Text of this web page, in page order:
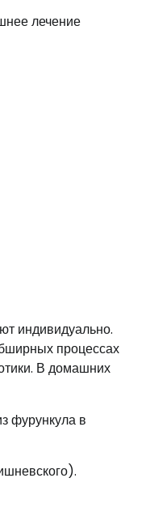
лечение
индивидуально.
процессах
В домашних
фурункула в